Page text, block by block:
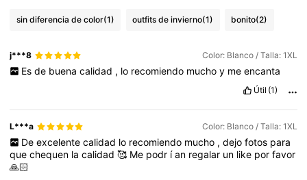
sin diferencia de color(1) outfits de invierno(1) bonito(2)
j***8 Color: Blanco / Talla: 1XL
Es de buena calidad , lo recomiendo mucho y me encanta
Útil (1)
L***a Color: Blanco / Talla: 1XL
De excelente calidad lo recomiendo mucho , dejo fotos para
quechequen lacalidad🥰 Me podr ían regalar un like porfavor
🙏🏻